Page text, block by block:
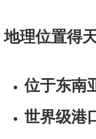
地理位置得
位于东南
世界级港